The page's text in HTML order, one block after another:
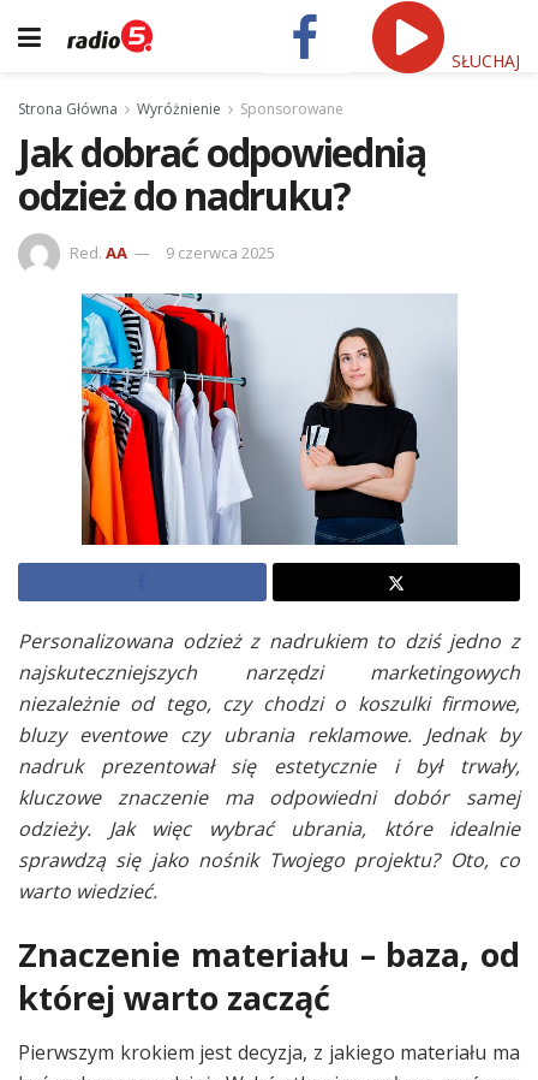
SŁUCHAJ
Strona Główna Wyróżnienie Sponsorowane
Jak dobrać odpowiednią
odzież do nadruku?
Red. AA 9 czerwca 2025
Personalizowana odzież z nadrukiem to dziś jedno z
najskuteczniejszych narzędzi marketingowych
niezależnie od tego, czy chodzi o koszulki firmowe,
bluzy eventowe czy ubrania reklamowe. Jednak by
nadruk prezentował się estetycznie i był trwały,
kluczowe znaczenie ma odpowiedni dobór samej
odzieży. Jak więc wybrać ubrania, które idealnie
sprawdzą się jako nośnik Twojego projektu? Oto, co
warto wiedzieć.
Znaczenie materiału – baza, od
której warto zacząć
Pierwszym krokiem jest decyzja, z jakiego materiału ma